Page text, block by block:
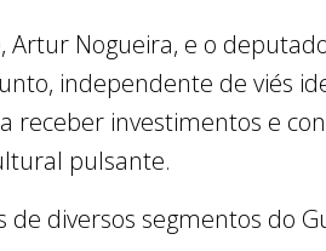
Nogueira, e o
independente de viés
receber investimentos e
pulsante.
diversos segmentos do